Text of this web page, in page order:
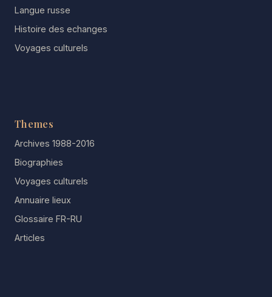
Langue russe
Histoire des echanges
Voyages culturels
Themes
Archives 1988-2016
Biographies
Voyages culturels
Annuaire lieux
Glossaire FR-RU
Articles